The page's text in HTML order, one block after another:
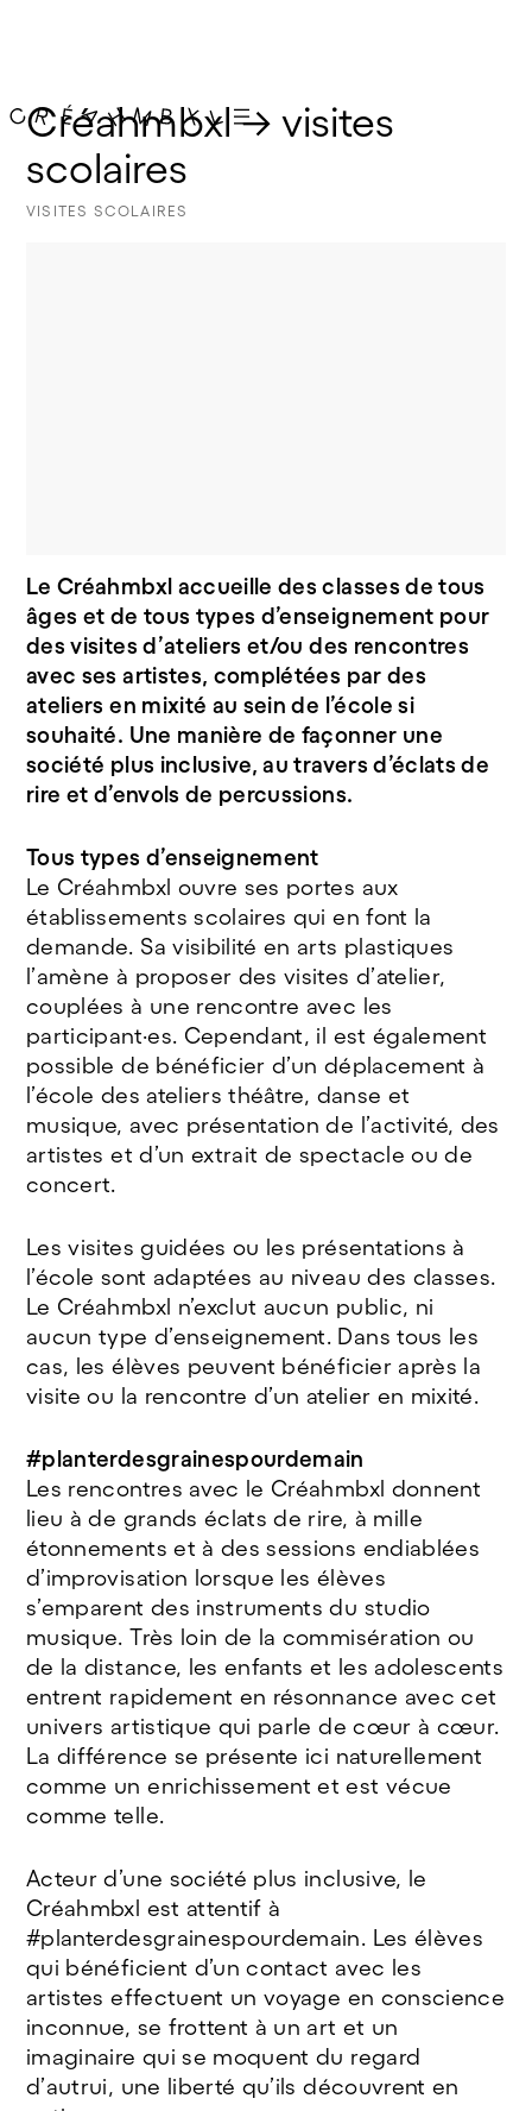
Créahmbxl → visites
scolaires
VISITES SCOLAIRES
Le Créahmbxl accueille des classes de tous
âges et de tous types d’enseignement pour
des visites d’ateliers et/ou des rencontres
avec ses artistes, complétées par des
ateliers en mixité au sein de l’école si
souhaité. Une manière de façonner une
société plus inclusive, au travers d’éclats de
rire et d’envols de percussions.
Tous types d’enseignement
Le Créahmbxl ouvre ses portes aux
établissements scolaires qui en font la
demande. Sa visibilité en arts plastiques
l’amène à proposer des visites d’atelier,
couplées à une rencontre avec les
participant·es. Cependant, il est également
possible de bénéficier d’un déplacement à
l’école des ateliers théâtre, danse et
musique, avec présentation de l’activité, des
artistes et d’un extrait de spectacle ou de
concert.
Les visites guidées ou les présentations à
l’école sont adaptées au niveau des classes.
Le Créahmbxl n’exclut aucun public, ni
aucun type d’enseignement. Dans tous les
cas, les élèves peuvent bénéficier après la
visite ou la rencontre d’un atelier en mixité.
#planterdesgrainespourdemain
Les rencontres avec le Créahmbxl donnent
lieu à de grands éclats de rire, à mille
étonnements et à des sessions endiablées
d’improvisation lorsque les élèves
s’emparent des instruments du studio
musique. Très loin de la commisération ou
de la distance, les enfants et les adolescents
entrent rapidement en résonnance avec cet
univers artistique qui parle de cœur à cœur.
La différence se présente ici naturellement
comme un enrichissement et est vécue
comme telle.
Acteur d’une société plus inclusive, le
Créahmbxl est attentif à
#planterdesgrainespourdemain. Les élèves
qui bénéficient d’un contact avec les
artistes effectuent un voyage en conscience
inconnue, se frottent à un art et un
imaginaire qui se moquent du regard
d’autrui, une liberté qu’ils découvrent en